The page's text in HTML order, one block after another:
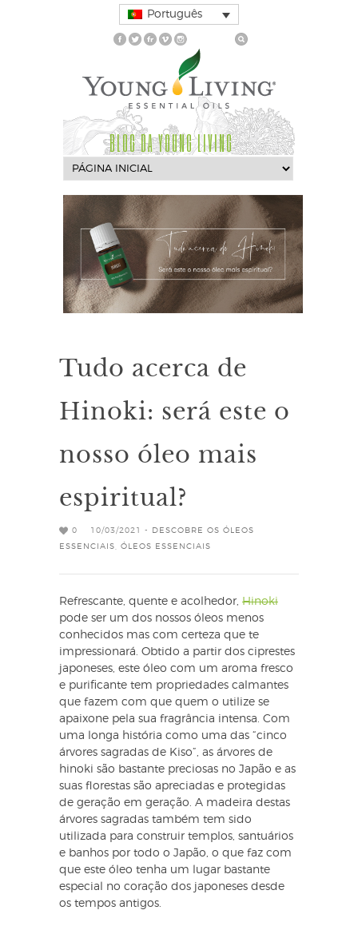
Português
BLOG DA YOUNG LIVING
Tudo acerca de
Hinoki: será este o
nosso óleo mais
espiritual?
0 10/03/2021 -
DESCOBRE OS ÓLEOS
ESSENCIAIS
ÓLEOS ESSENCIAIS
Refrescante, quente e acolhedor, Hinoki
pode ser um dos nossos óleos menos
conhecidos mas com certeza que te
impressionará. Obtido a partir dos ciprestes
japoneses, este óleo com um aroma fresco
e purificante tem propriedades calmantes
que fazem com que quem o utilize se
apaixone pela sua fragrância intensa. Com
uma longa história como uma das “cinco
árvores sagradas de Kiso”, as árvores de
hinoki são bastante preciosas no Japão e as
suas florestas são apreciadas e protegidas
de geração em geração. A madeira destas
árvores sagradas também tem sido
utilizada para construir templos, santuários
e banhos por todo o Japão, o que faz com
que este óleo tenha um lugar bastante
especial no coração dos japoneses desde
os tempos antigos.